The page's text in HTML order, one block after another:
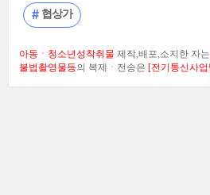
협상가
아동ㆍ청소년성착취물 제작,배포,소지한 자는
불법촬영물등의 복제ㆍ전송은 [전기통신사